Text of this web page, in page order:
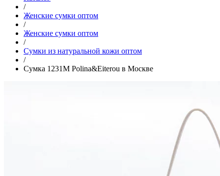
/
Женские сумки оптом
/
Женские сумки оптом
/
Cумки из натуральной кожи оптом
/
Сумка 1231M Polina&Eiterou в Москве